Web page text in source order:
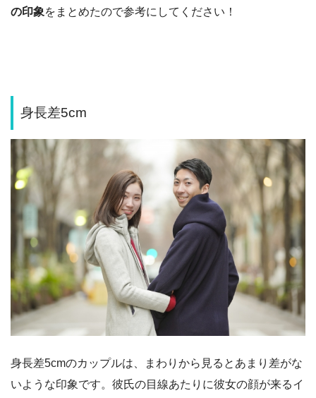
の印象をまとめたので参考にしてください！
身長差5cm
身長差5cmのカップルは、まわりから見るとあまり差がな
いような印象です。彼氏の目線あたりに彼女の顔が来るイ